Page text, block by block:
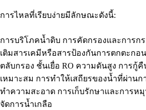
การไหลที่เรียบง่ายมีลักษณะดังนี้:
การบริโภคน้ำดิบ การคัดกรองและการก
เติมสารเคมีหรือสารป้องกันการตกตะกอ
ตลับกรอง ชั้นเยื่อ RO ความดันสูง การกู้คื
เหมาะสม การทำให้เสถียรของน้ำที่ผ่านก
ทำความสะอาด การเก็บรักษาและการหมุ
จัดการน้ำเกลือ